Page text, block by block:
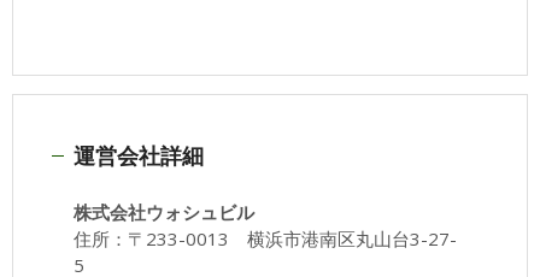
運営会社詳細
株式会社ウォシュビル
住所：〒233-0013 横浜市港南区丸山台3-27-
5